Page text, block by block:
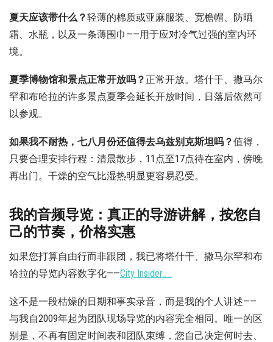
夏天应该带什么？轻薄的棉质或亚麻服装、宽檐帽、防晒
霜、水瓶，以及一条薄围巾——用于应对冷气过强的室内环
境。
夏季博物馆和景点正常开放吗？ 正常开放。塔什干、撒马尔
罕和布哈拉的许多景点夏季会延长开放时间，日落后依然可
以参观。
如果我不耐热，七八月份还值得去乌兹别克斯坦吗？值得，
只要合理安排行程：清晨散步，11点至17点待在室内，傍晚
再出门。干燥的空气比湿热明显更容易忍受。
我的音频导览：真正的导游讲解，按您自
己的节奏，价格实惠
如果您打算自由行而非跟团，我已将塔什干、撒马尔罕和布
哈拉的导览内容数字化——City Insider。
这不是一段枯燥的日期和事实录音，而是我的个人讲述——
与我自2009年起为团队现场导览的内容完全相同。唯一的区
别是，不再有固定时间表和团队束缚，您自己决定何时去、